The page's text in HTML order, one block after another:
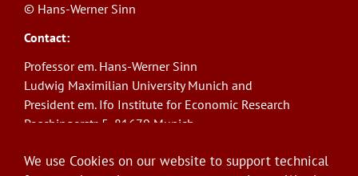
© Hans-Werner Sinn
Contact:
Professor em. Hans-Werner Sinn
Ludwig Maximilian University Munich and
President em. Ifo Institute for Economic Research
Poschingerstr. 5, 81679 Munich
E-Mail: sinn@ifo.de
We use Cookies on our website to support technical